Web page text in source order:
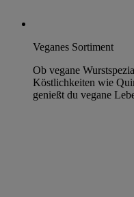
Veganes Sortiment
Ob vegane
Köstlichkeiten wie
genießt du vegane